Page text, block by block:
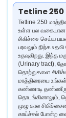
Tetline 250
Tetline 250
உள்ள பல வகையான
சிகிச்சை செய்ய
பரவலும் நிற்க
உதவுகிறது. இந்த
(Urinary tract),
தொற்றுகளை
மாத்திரையை உங்கள்
கண்ணாடி
தொடங்கினாலும்,
முழு கால
காய்ச்சல் போன்ற